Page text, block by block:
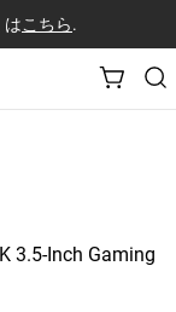
こちら.
3.5-Inch Gaming